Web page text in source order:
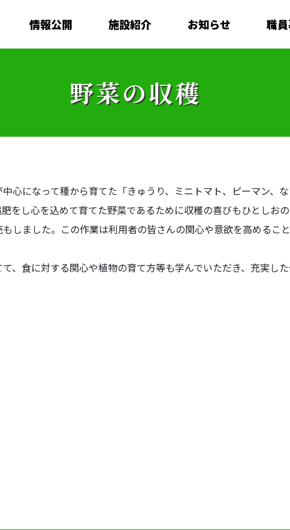
情報公開 施設紹介 お知らせ 職
野菜の収穫
心になって種から育てた「きゅうり、ミニトマト、ピーマン
をし心を込めて育てた野菜であるために収穫の喜びもひとしお
しました。この作業は利用者の皆さんの関心や意欲を高めるこ
、食に対する関心や植物の育て方等も学んでいただき、充実し